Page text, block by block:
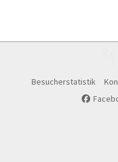
Besucherstatistik